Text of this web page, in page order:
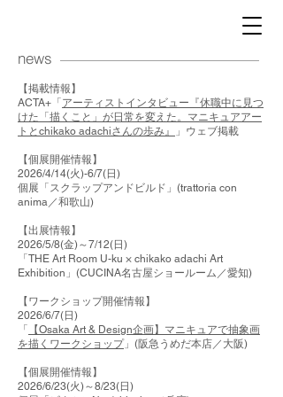
news
【掲載情報】
​ACTA+「 アーティストインタビュー 『休職中に見つ
けた「描くこと」が日常を変えた。マニキュアアー
トとchikako adachiさんの歩み』
」ウェブ掲載
【個展開催情報】
2026/4/14(火)-6/7(日)
個展「スクラップアンドビルド」(trattoria con
anima／和歌山)
【出展情報】
2026/5/8(金)～7/12(日)
「THE Art Room U-ku × chikako adachi Art
Exhibition」(CUCINA名古屋ショールーム／愛知)
【ワークショップ開催情報】
2026/6/7(日)
「
【Osaka Art & Design企画】マニキュアで抽象画
を描くワークショップ」(阪急うめだ本店／大阪)
【個展開催情報】
2026/6/23(火)～8/23(日)